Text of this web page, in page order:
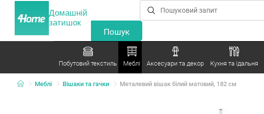
Домашній
затишок
Побутовий текстиль Меблі Аксесуари та декор Кухня та їдальня
Меблі Вішаки та гачки Металевий вішак білий матовий, 182 см